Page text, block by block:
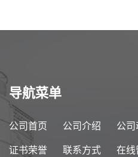
导航菜单
公司首页 公司介绍 公司
证书荣誉 联系方式 在线